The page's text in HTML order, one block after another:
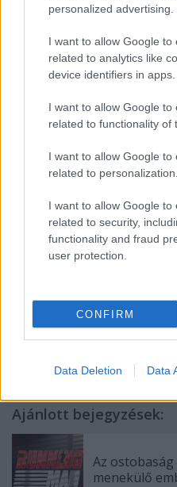
personalized advertising.
I want to allow Google to
related to analytics like
device identifiers in apps.
I want to allow Google to
related to functionality of
I want to allow Google to
related to personalization.
I want to allow Google to
related to security,
functionality and fraud
user protection.
CONFIRM
Data Deletion Data
Ha van film, ami remake-
újrázásra, illik bepótolni
egy 52 éves alkotásról
garantált.7,5/10
Címkék:sci-fi kaland 1960s RPO
Ajánlott bejegyzések:
Az
menekülő